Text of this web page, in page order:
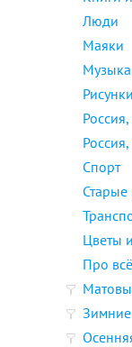
Люди
Маяки
Музыка
Рисунки
Спорт
Цветы
Про